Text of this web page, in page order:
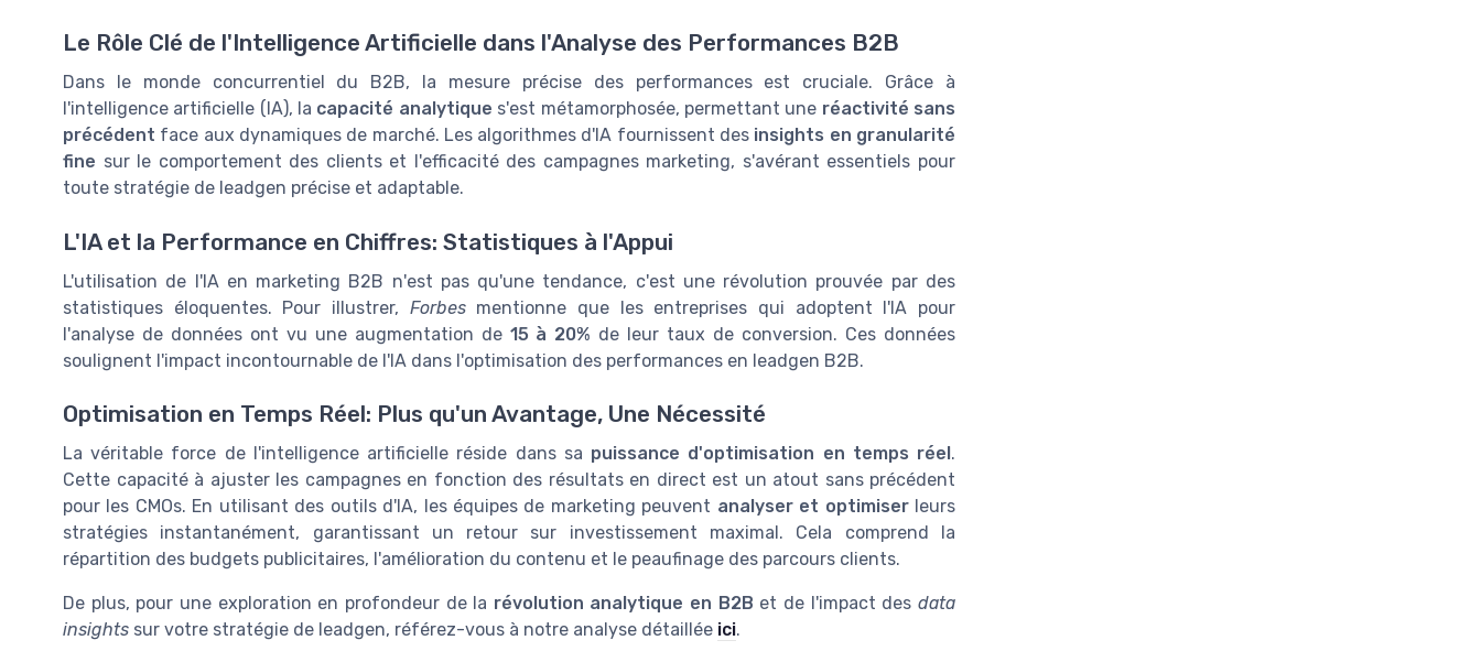
Le Rôle Clé de l'Intelligence Artificielle dans l'Analyse des Performances B2B
Dans le monde concurrentiel du B2B, la mesure précise des performances est cruciale. Grâce à
l'intelligence artificielle (IA), la capacité analytique s'est métamorphosée, permettant une réactivité sans
précédent face aux dynamiques de marché. Les algorithmes d'IA fournissent des insights en granularité
fine sur le comportement des clients et l'efficacité des campagnes marketing, s'avérant essentiels pour
toute stratégie de leadgen précise et adaptable.
L'IA et la Performance en Chiffres: Statistiques à l'Appui
L'utilisation de l'IA en marketing B2B n'est pas qu'une tendance, c'est une révolution prouvée par des
statistiques éloquentes. Pour illustrer, Forbesmentionne que les entreprises qui adoptent l'IA pour
l'analyse de données ont vu une augmentation de 15 à 20% de leur taux de conversion. Ces données
soulignent l'impact incontournable de l'IA dans l'optimisation des performances en leadgen B2B.
Optimisation en Temps Réel: Plus qu'un Avantage, Une Nécessité
La véritable force de l'intelligence artificielle réside dans sa puissance d'optimisation en temps réel.
Cette capacité à ajuster les campagnes en fonction des résultats en direct est un atout sans précédent
pour les CMOs. En utilisant des outils d'IA, les équipes de marketing peuvent analyser et optimiserleurs
stratégies instantanément, garantissant un retour sur investissement maximal. Cela comprend la
répartition des budgets publicitaires, l'amélioration du contenu et le peaufinage des parcours clients.
De plus, pour une exploration en profondeur de la révolution analytique en B2B et de l'impact desdata
insights sur votre stratégie de leadgen, référez-vous à notre analyse détaillée ici.